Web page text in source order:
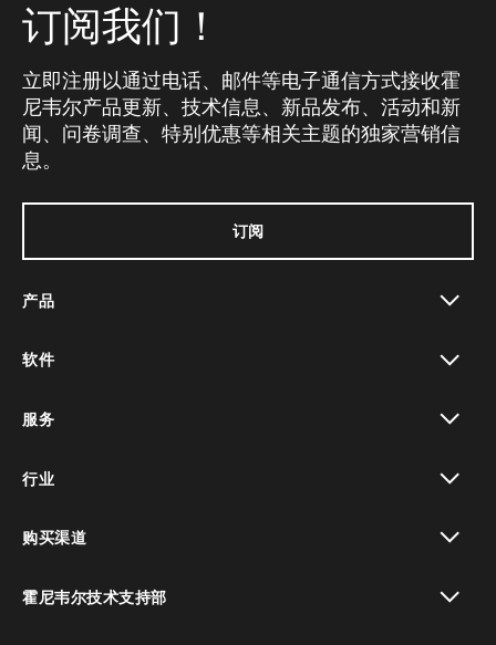
订阅我们！
立即注册以通过电话、邮件等电子通信方式接收霍
尼韦尔产品更新、技术信息、新品发布、活动和新
闻、问卷调查、特别优惠等相关主题的独家营销信
息。
订阅
产品
软件
服务
行业
购买渠道
霍尼韦尔技术支持部